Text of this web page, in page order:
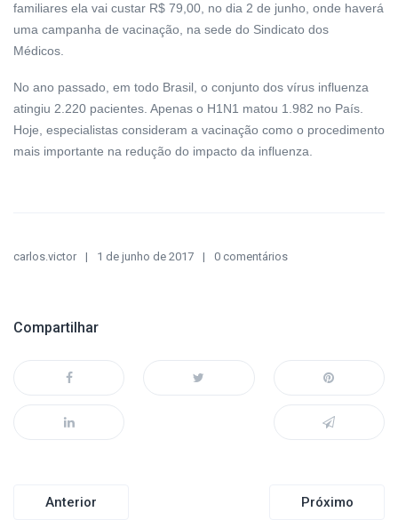
familiares ela vai custar R$ 79,00, no dia 2 de junho, onde haverá
uma campanha de vacinação, na sede do Sindicato dos
Médicos.
No ano passado, em todo Brasil, o conjunto dos vírus influenza
atingiu 2.220 pacientes. Apenas o H1N1 matou 1.982 no País.
Hoje, especialistas consideram a vacinação como o procedimento
mais importante na redução do impacto da influenza.
carlos.victor 1 de junho de 2017 0 comentários
Compartilhar
Navegação
Anterior Próximo